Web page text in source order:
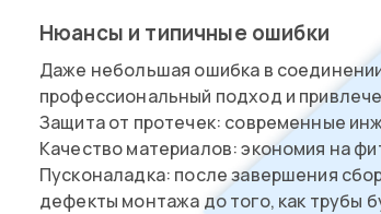
Нюансы и типичные ошибки
Даже небольшая ошибка в
профессиональный подход и
Защита от протечек: современные
Качество материалов: экономия на
Пусконаладка: после завершения
дефекты монтажа до того, как трубы